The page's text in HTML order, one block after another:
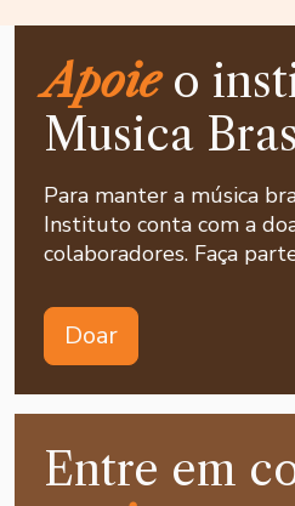
Apoieo
Musica
Para manter a música
Instituto conta com a
colaboradores. Faça
Doar
Entre em